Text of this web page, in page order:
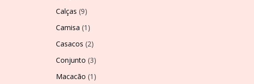
Calças (9)
Camisa (1)
Casacos (2)
Conjunto (3)
Macacão (1)